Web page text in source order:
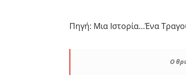
Πηγή: Μια Ιστορία…Ένα
Ο